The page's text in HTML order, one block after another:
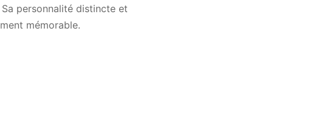
personnalité distincte et
mémorable.